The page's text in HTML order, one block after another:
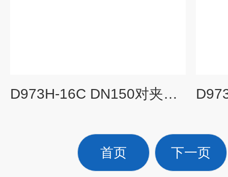
D973H-16C DN150对夹式铸钢蝶阀
首页 下一页